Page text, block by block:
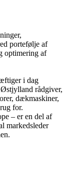
portefølje af
optimering af
i dag
rådgiver,
dækmaskiner,
for.
– er en del af
markedsleder